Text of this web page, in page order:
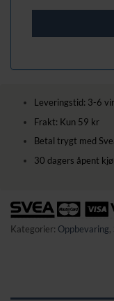
Leveringstid: 3-6
Frakt: Kun 59 kr
Betal trygt med
30 dagers åpent
Kategorier: Oppbevaring,